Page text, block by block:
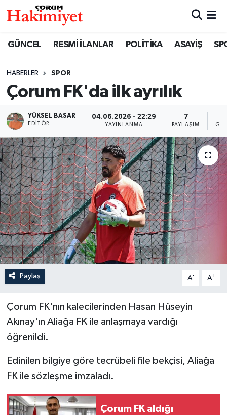
GÜNCEL RESMİ İLANLAR POLİTİKA ASAYİŞ
HABERLER SPOR
Çorum FK'da ilk ayrılık
YÜKSEL BASAR
EDITÖR
04.06.2026 - 22:29
YAYINLANMA
7
PAYLAŞIM
Paylaş A- A+
Çorum FK'nın kalecilerinden Hasan Hüseyin
Akınay'ın Aliağa FK ile anlaşmaya vardığı
öğrenildi.
Edinilen bilgiye göre tecrübeli file bekçisi, Aliağa
FK ile sözleşme imzaladı.
Çorum FK aldığı
SAĞLIK
ASAYİŞ
EKONOMİ
GÜNCEL
AKTÜEL
EĞİTİM
İLÇELER
OTOPARK
Nöbetçi Eczaneler
Çorum Namaz Vakitleri
Trafik Durumu
Süper Lig Puan Durumu ve Fikstür
Tüm Manşetler
Son Dakika Haberleri
Haber Arşivi